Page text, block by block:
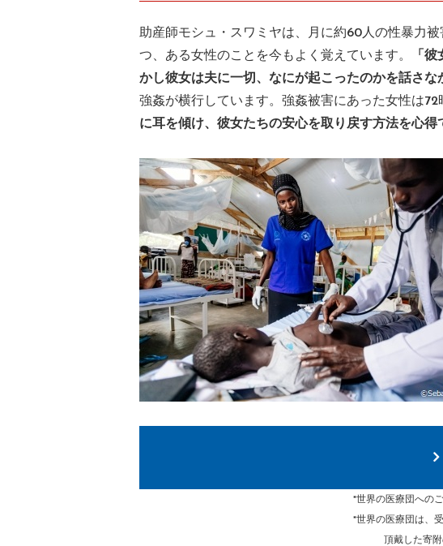
助産師モシュ・スワミヤは、月に約60人の性暴力
つ、ある女性のことを今もよく覚えています。
「
かし彼女は夫に一切、なにが起こったのかを話さな
強姦が横行しています。強姦被害にあった女性は
に耳を傾け、彼女たちの安心を取り戻す方法を心得
*世界の医療団への
*世界の医療団は、
頂戴した寄